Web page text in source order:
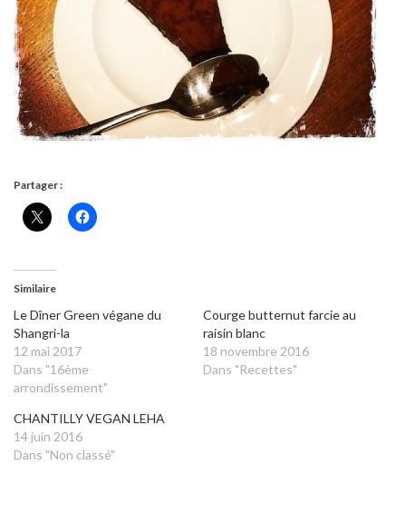
Partager :
Similaire
Le Dîner Green végane du
Shangri-la
12 mai 2017
Dans "16ème
arrondissement"
Courge butternut farcie au
raisin blanc
18 novembre 2016
Dans "Recettes"
CHANTILLY VEGAN LEHA
14 juin 2016
Dans "Non classé"